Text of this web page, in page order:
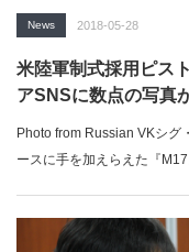
News 2018-05-28
米陸軍制式採用ピス
アSNSに数点の写真
Photo from Russian VKシグ
ースに手を加えらえた『